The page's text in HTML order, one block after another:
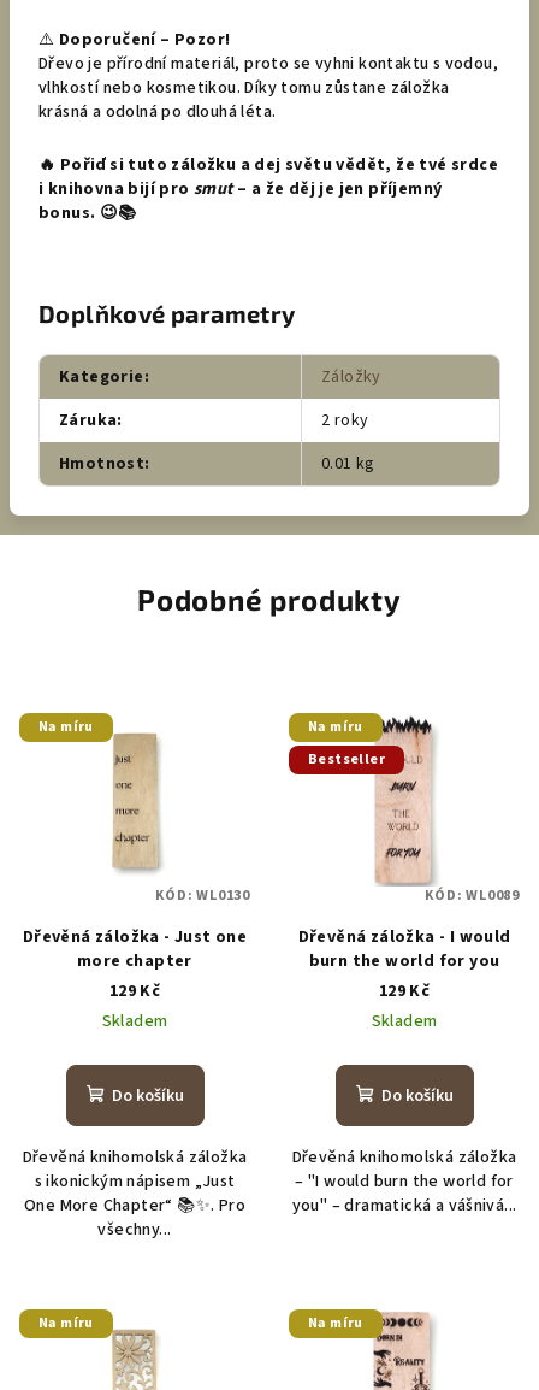
⚠️ Doporučení – Pozor!
Dřevo je přírodní materiál, proto se vyhni kontaktu s vodou,
vlhkostí nebo kosmetikou. Díky tomu zůstane záložka
krásná a odolná po dlouhá léta.
🔥 Pořiď si tuto záložku a dej světu vědět, že tvé srdce
i knihovna bijí prosmut– a že děj je jen příjemný
bonus. 😉📚
Doplňkové parametry
Kategorie:
Záložky
Záruka:
2 roky
Hmotnost: 0.01 kg
Podobné produkty
Na míru
Dřevěná záložka - Just one
more chapter
129 Kč
Skladem
Do košíku
Dřevěná knihomolská záložka
s ikonickým nápisem „Just
One More Chapter“ 📚✨. Pro
všechny...
KÓD:WL0130
Na míru
Bestseller
Dřevěná záložka - I would
burn the world for you
129 Kč
Skladem
Do košíku
Dřevěná knihomolská záložka
– "I would burn the world for
you" – dramatická a vášnivá...
KÓD:WL0089
Na míru Na míru